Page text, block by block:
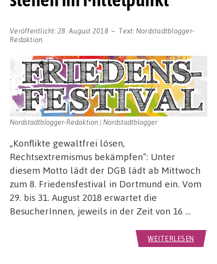
Veröffentlicht:28. August 2018 Text: Nordstadtblogger-
Redaktion
Nordstadtblogger-Redaktion | Nordstadtblogger
„Konflikte gewaltfrei lösen,
Rechtsextremismus bekämpfen“: Unter
diesem Motto lädt der DGB lädt ab Mittwoch
zum 8. Friedensfestival in Dortmund ein. Vom
29. bis 31. August 2018 erwartet die
BesucherInnen, jeweils in der Zeit von 16 …
WEITERLESEN